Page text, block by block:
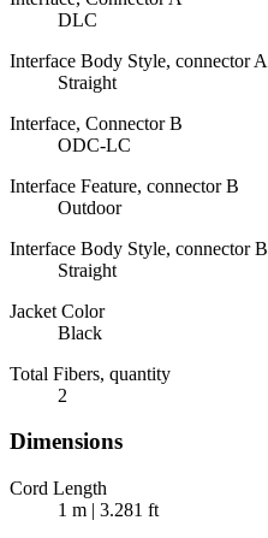
DLC
Interface Body Style, connector A
Straight
Interface, Connector B
ODC-LC
Interface Feature, connector B
Outdoor
Interface Body Style, connector B
Straight
Jacket Color
Black
Total Fibers, quantity
2
Dimensions
Cord Length
1 m | 3.281 ft